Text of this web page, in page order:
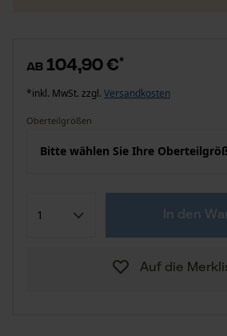
ab 104,90 €*
*inkl. MwSt. zzgl. Versandkosten
Oberteilgrößen
Bitte wählen Sie Ihre
In den
Auf die